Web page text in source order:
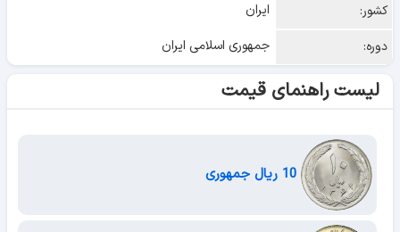
کشور:
ایران
دوره:
جمهوری اسلامی ایران
لیست راهنمای قیمت